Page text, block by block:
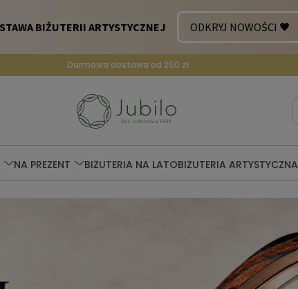
Darmowa dostawa od 250 zł
NA PREZENT BIŻUTERIA NA LATOBIŻUTERIA ARTYSTYCZNA